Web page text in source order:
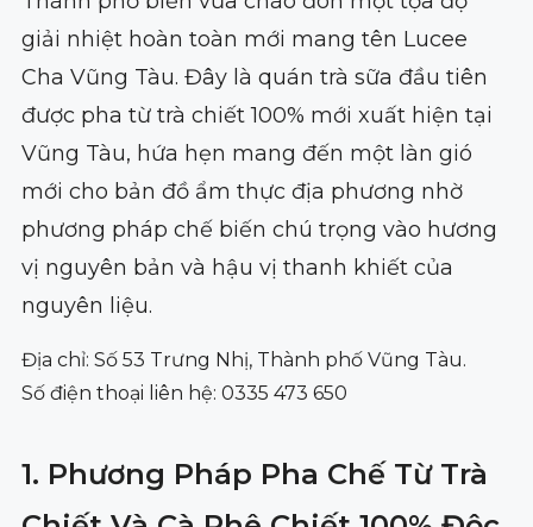
giải nhiệt hoàn toàn mới mang tên Lucee
Cha Vũng Tàu. Đây là quán trà sữa đầu tiên
được pha từ trà chiết 100% mới xuất hiện tại
Vũng Tàu, hứa hẹn mang đến một làn gió
mới cho bản đồ ẩm thực địa phương nhờ
phương pháp chế biến chú trọng vào hương
vị nguyên bản và hậu vị thanh khiết của
nguyên liệu.
Địa chỉ: Số 53 Trưng Nhị, Thành phố Vũng Tàu.
Số điện thoại liên hệ: 0335 473 650
1. Phương Pháp Pha Chế Từ Trà